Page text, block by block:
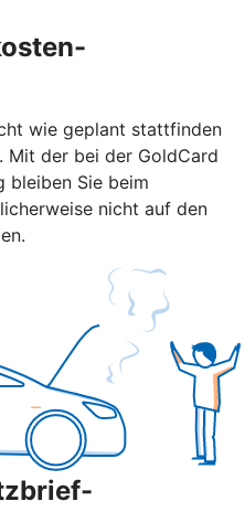
wie geplant stattfinden
Mit der bei der GoldCard
bleiben Sie beim
nicht auf den